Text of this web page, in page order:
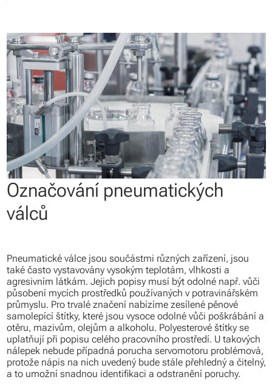
Označování pneumatických
válců
Pneumatické válce jsou součástmi různých zařízení, jsou
také často vystavovány vysokým teplotám, vlhkosti a
agresivním látkám. Jejich popisy musí být odolné např. vůči
působení mycích prostředků používaných v potravinářském
průmyslu. Pro trvalé značení nabízíme zesílené pěnové
samolepící štítky, které jsou vysoce odolné vůči poškrábání a
otěru, mazivům, olejům a alkoholu. Polyesterové štítky se
uplatňují při popisu celého pracovního prostředí. U takových
nálepek nebude případná porucha servomotoru problémová,
protože nápis na nich uvedený bude stále přehledný a čitelný,
a to umožní snadnou identifikaci a odstranění poruchy.